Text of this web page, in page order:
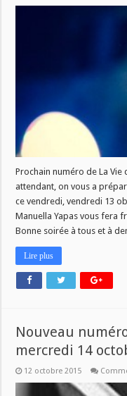
Prochain numéro de La Vie
attendant, on vous a
ce vendredi, vendredi 13
Manuella Yapas vous fera
Bonne soirée à tous et à
Lire plus
Nouveau
mercredi 14
12 octobre 2015